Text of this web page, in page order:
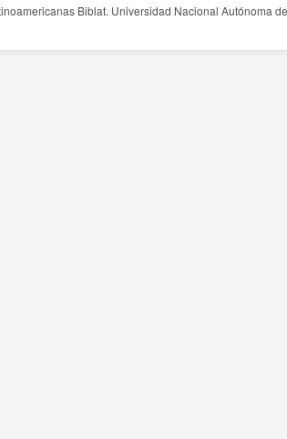
Biblat. Universidad Nacional Autónoma